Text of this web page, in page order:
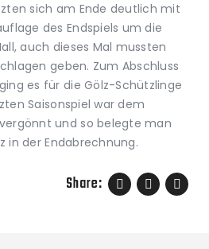
sich am Ende deutlich mit
des Endspiels um die
auch dieses Mal mussten
geben. Zum Abschluss
es für die Gölz-Schützlinge
Saisonspiel war dem
und so belegte man
in der Endabrechnung.
Share: